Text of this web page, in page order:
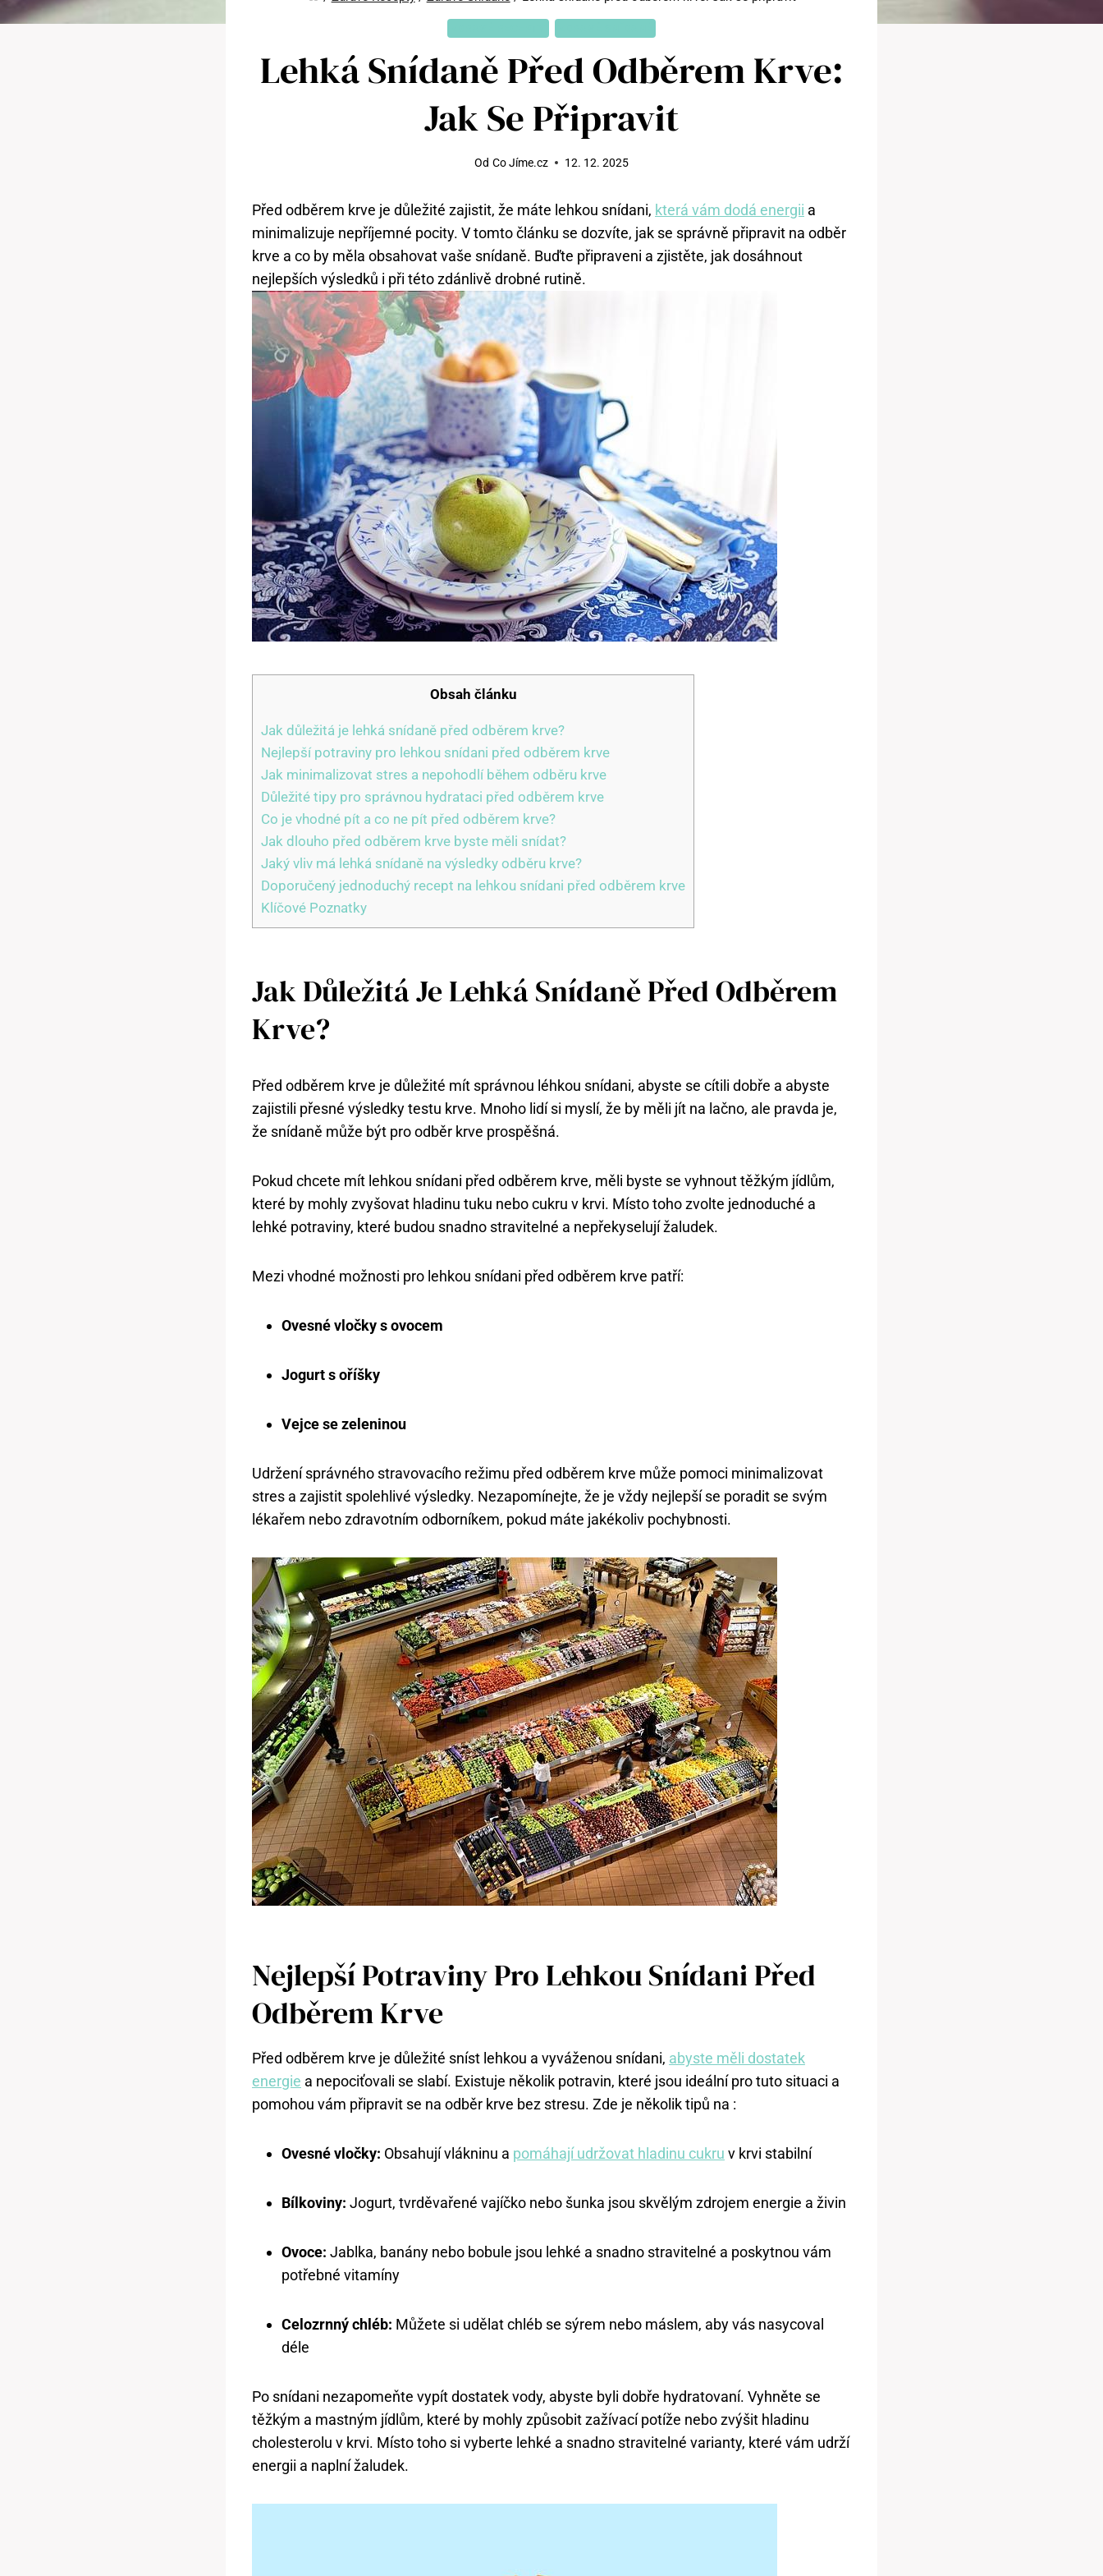
Lehká Snídaně Před Odběrem Krve:
Jak Se Připravit
Od Co Jíme.cz 12. 12. 2025
Před odběrem krve je důležité zajistit, že máte lehkou snídani, která vám dodá energii a
minimalizuje nepříjemné pocity. V tomto článku se dozvíte, jak se správně připravit na odběr
krve a co by měla obsahovat vaše snídaně. Buďte připraveni a zjistěte, jak dosáhnout
nejlepších výsledků i při této zdánlivě drobné rutině.
Obsah článku
Jak důležitá je lehká snídaně před odběrem krve?
Nejlepší potraviny pro lehkou snídani před odběrem krve
Jak minimalizovat stres a nepohodlí během odběru krve
Důležité tipy pro správnou hydrataci před odběrem krve
Co je vhodné pít a co ne pít před odběrem krve?
Jak dlouho před odběrem krve byste měli snídat?
Jaký vliv má lehká snídaně na výsledky odběru krve?
Doporučený jednoduchý recept na lehkou snídani před odběrem krve
Klíčové Poznatky
Jak Důležitá Je Lehká Snídaně Před Odběrem
Krve?
Před odběrem krve je důležité mít správnou léhkou snídani, abyste se cítili dobře a abyste
zajistili přesné výsledky testu krve. Mnoho lidí si myslí, že by měli jít na lačno, ale pravda je,
že snídaně může být pro odběr krve prospěšná.
Pokud chcete mít lehkou snídani před odběrem krve, měli byste se vyhnout těžkým jídlům,
které by mohly zvyšovat hladinu tuku nebo cukru v krvi. Místo toho zvolte jednoduché a
lehké potraviny, které budou snadno stravitelné a nepřekyselují žaludek.
Mezi vhodné možnosti pro lehkou snídani před odběrem krve patří:
Ovesné vločky s ovocem
Jogurt s oříšky
Vejce se zeleninou
Udržení správného stravovacího režimu před odběrem krve může pomoci minimalizovat
stres a zajistit spolehlivé výsledky. Nezapomínejte, že je vždy nejlepší se poradit se svým
lékařem nebo zdravotním odborníkem, pokud máte jakékoliv pochybnosti.
Nejlepší Potraviny Pro Lehkou Snídani Před
Odběrem Krve
Před odběrem krve je důležité sníst lehkou a vyváženou snídani, abyste měli dostatek
energie a nepociťovali se slabí. Existuje několik potravin, které jsou ideální pro tuto situaci a
pomohou vám připravit se na odběr krve bez stresu. Zde je několik tipů na :
Ovesné vločky: Obsahují vlákninu a pomáhají udržovat hladinu cukru v krvi stabilní
Bílkoviny: Jogurt, tvrděvařené vajíčko nebo šunka jsou skvělým zdrojem energie a živin
Ovoce: Jablka, banány nebo bobule jsou lehké a snadno stravitelné a poskytnou vám
potřebné vitamíny
Celozrnný chléb: Můžete si udělat chléb se sýrem nebo máslem, aby vás nasycoval
déle
Po snídani nezapomeňte vypít dostatek vody, abyste byli dobře hydratovaní. Vyhněte se
těžkým a mastným jídlům, které by mohly způsobit zažívací potíže nebo zvýšit hladinu
cholesterolu v krvi. Místo toho si vyberte lehké a snadno stravitelné varianty, které vám udrží
energii a naplní žaludek.